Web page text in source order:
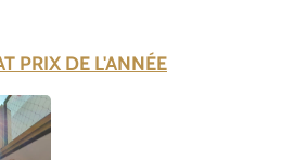
PRIX DE L'ANNÉE